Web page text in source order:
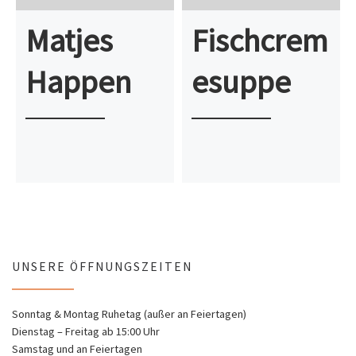
Matjes
Happen
Fischcrem
esuppe
UNSERE ÖFFNUNGSZEITEN
Sonntag & Montag Ruhetag (außer an Feiertagen)
Dienstag – Freitag ab 15:00 Uhr
Samstag und an Feiertagen